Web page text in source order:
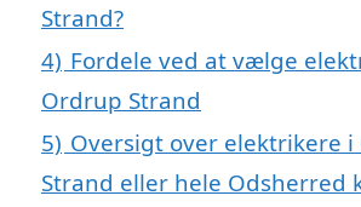
Strand?
4) Fordele ved at vælge
Ordrup Strand
5) Oversigt over elektrikere
Strand eller hele Odsherred